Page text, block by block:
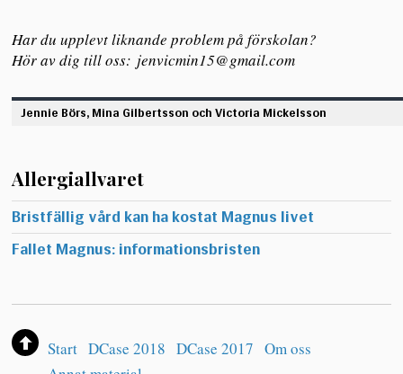
Har du upplevt liknande problem på förskolan?
Hör av dig till oss: jenvicmin15@gmail.com
Jennie Börs, Mina Gilbertsson och Victoria Mickelsson
Allergiallvaret
Bristfällig vård kan ha kostat Magnus livet
Fallet Magnus: informationsbristen
Start DCase 2018 DCase 2017 Om oss